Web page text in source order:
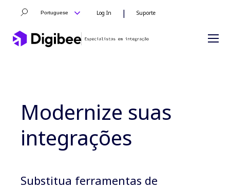
Portuguese Log In | Suporte
Modernize suas
integrações
Substitua ferramentas de